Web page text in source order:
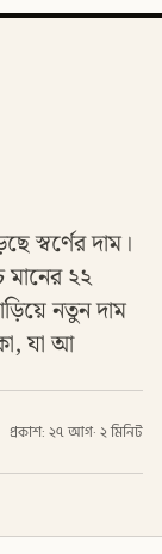
স্বর্ণের দাম।
মানের ২২
নতুন দাম
যা আ
প্রকাশ: ২৭ আগ· ২ মিনিট